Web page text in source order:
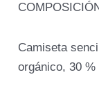
Camiseta
orgánico, 30